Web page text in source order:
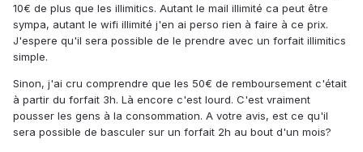
10€ de plus que les illimitics. Autant le mail illimité ca peut être
sympa, autant le wifi illimité j'en ai perso rien à faire à ce prix.
J'espere qu'il sera possible de le prendre avec un forfait illimitics
simple.
Sinon, j'ai cru comprendre que les 50€ de remboursement c'était
à partir du forfait 3h. Là encore c'est lourd. C'est vraiment
pousser les gens à la consommation. A votre avis, est ce qu'il
sera possible de basculer sur un forfait 2h au bout d'un mois?